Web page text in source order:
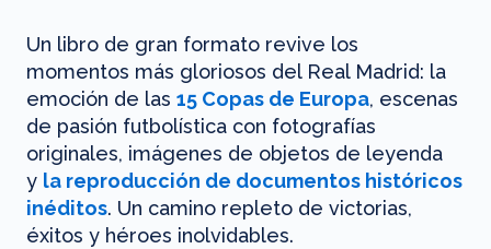
Un libro de gran formato revive los
momentos más gloriosos del Real Madrid: la
emoción de las 15 Copas de Europa, escenas
de pasión futbolística con fotografías
originales, imágenes de objetos de leyenda
y la reproducción de documentos históricos
inéditos. Un camino repleto de victorias,
éxitos y héroes inolvidables.